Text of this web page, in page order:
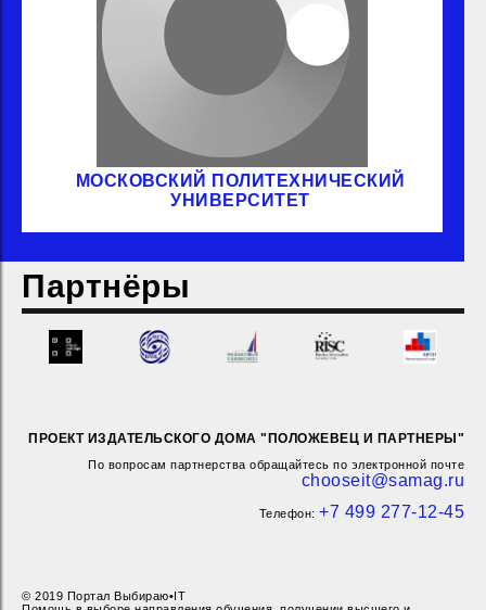
МОСКОВСКИЙ ПОЛИТЕХНИЧЕСКИЙ
УНИВЕРСИТЕТ
Партнёры
ПРОЕКТ ИЗДАТЕЛЬСКОГО ДОМА "ПОЛОЖЕВЕЦ И ПАРТНЕРЫ"
По вопросам партнерства обращайтесь по электронной почте
chooseit@samag.ru
Телефон: +7 499 277-12-45
© 2019 Портал Выбираю•IT